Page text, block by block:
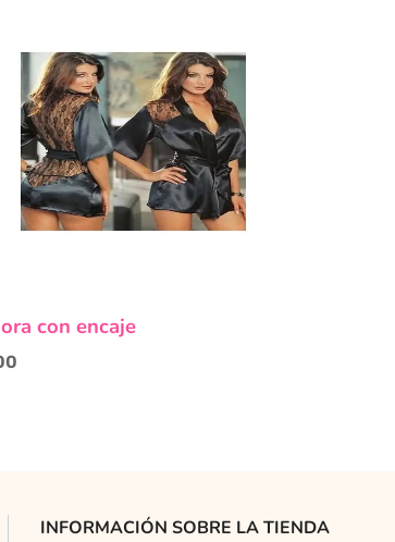
con encaje
INFORMACIÓN SOBRE LA TIENDA